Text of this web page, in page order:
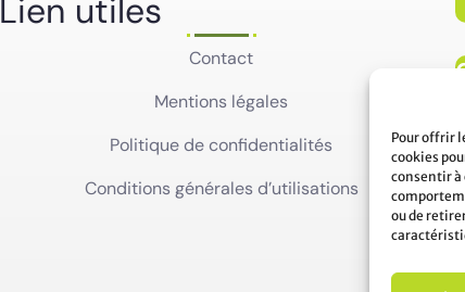
Pour offrir
cookies
consentir à
ou de
Lien utiles
Contact
Mentions légales
Politique de confidentialités
Conditions générales d’utilisations